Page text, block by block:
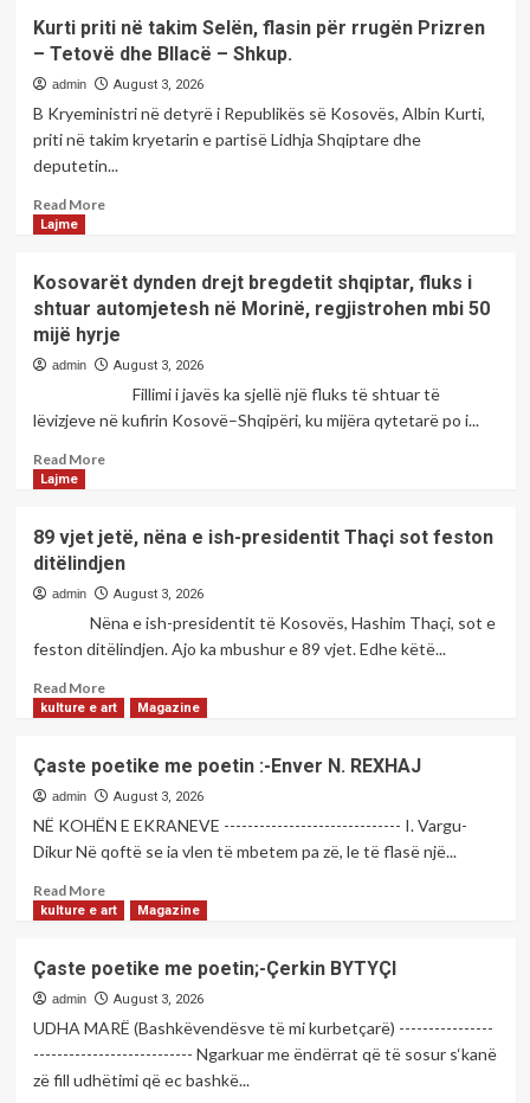
Ndërrimi
i
fesë
është
e
drejtë
mirpo
kur
ndërrimi
fesë
përdoret
për
të
atëher
alarmin./Shkruan;
Zafir
BERISHA
Kurti priti në takim Selën, flasin për rrugën Prizren
– Tetovë dhe Bllacë – Shkup.
admin August 3, 2026
B Kryeministri në detyrë i Republikës së Kosovës, Albin Kurti,
priti në takim kryetarin e partisë Lidhja Shqiptare dhe
deputetin...
Read MoreRead
priti
në
takim
Selën,
rrugën
Bllacë
–
Shkup.
Lajme
Kosovarët dynden drejt bregdetit shqiptar, fluks i
shtuar automjetesh në Morinë, regjistrohen mbi 50
mijë hyrje
admin August 3, 2026
Fillimi i javës ka sjellë një fluks të shtuar të
lëvizjeve në kufirin Kosovë–Shqipëri, ku mijëra qytetarë po i...
Read MoreRead
dynden
drejt
bregdetit
shqiptar,
i
automjetesh
regjistrohen
mbi
50
hyrje
Lajme
89 vjet jetë, nëna e ish-presidentit Thaçi sot feston
ditëlindjen
admin August 3, 2026
Nëna e ish-presidentit të Kosovës, Hashim Thaçi, sot e
feston ditëlindjen. Ajo ka mbushur e 89 vjet. Edhe këtë...
Read MoreRead
more
vjet
jetë,
nëna
ish-
presidentit
Thaçi
ditëlindjen
kulture e art Magazine
Çaste poetike me poetin :-Enver N. REXHAJ
admin August 3, 2026
NË KOHËN E EKRANEVE ------------------------------ I. Vargu-
Dikur Në qoftë se ia vlen të mbetem pa zë, le të flasë një...
Read MoreRead
more
poetike
me
poetin
N.
kulture e art Magazine
Çaste poetike me poetin;-Çerkin BYTYÇI
admin August 3, 2026
UDHA MARË (Bashkëvendësve të mi kurbetçarë) ----------------
--------------------------- Ngarkuar me ëndërrat që të sosur s‘kanë
zë fill udhëtimi që ec bashkë...